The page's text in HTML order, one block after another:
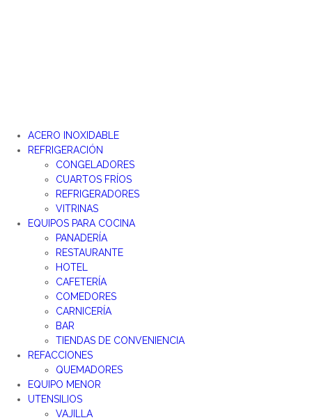
ACERO INOXIDABLE
REFRIGERACIÓN
CONGELADORES
CUARTOS FRÍOS
REFRIGERADORES
VITRINAS
EQUIPOS PARA COCINA
PANADERÍA
RESTAURANTE
HOTEL
CAFETERÍA
COMEDORES
CARNICERÍA
BAR
TIENDAS DE CONVENIENCIA
REFACCIONES
QUEMADORES
EQUIPO MENOR
UTENSILIOS
VAJILLA